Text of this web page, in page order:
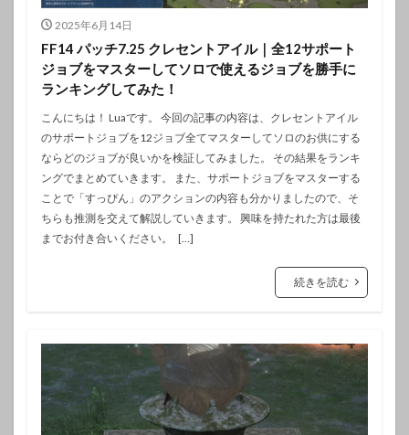
2025年6月14日
FF14 パッチ7.25 クレセントアイル｜全12サポート
ジョブをマスターしてソロで使えるジョブを勝手に
ランキングしてみた！
こんにちは！ Luaです。 今回の記事の内容は、クレセントアイル
のサポートジョブを12ジョブ全てマスターしてソロのお供にする
ならどのジョブが良いかを検証してみました。 その結果をランキ
ングでまとめていきます。 また、サポートジョブをマスターする
ことで「すっぴん」のアクションの内容も分かりましたので、そ
ちらも推測を交えて解説していきます。 興味を持たれた方は最後
までお付き合いください。 […]
続きを読む